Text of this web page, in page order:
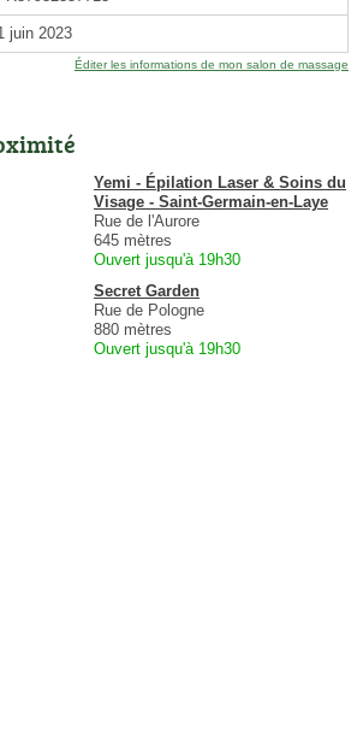
juin 2023
Éditer les informations de mon salon de massage
Yemi - Épilation Laser & Soins du
Visage - Saint-Germain-en-Laye
Rue de l'Aurore
645 mètres
Ouvert jusqu'à 19h30
Secret Garden
Rue de Pologne
880 mètres
Ouvert jusqu'à 19h30